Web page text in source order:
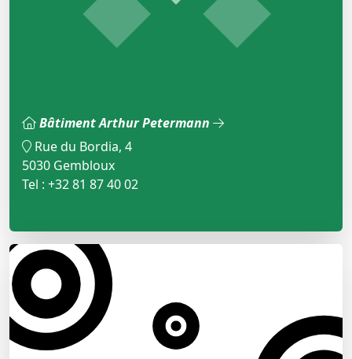
Bâtiment Arthur Petermann
Rue du Bordia, 4
5030 Gembloux
Tel : +32 81 87 40 02